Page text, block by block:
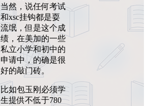
当然，说任何考试
和xsc挂钩都是耍
流氓，但是这个成
绩，在美加的一些
私立小学和初中的
申请中，的确是很
好的敲门砖。
比如包玉刚必须学
生提供不低于780